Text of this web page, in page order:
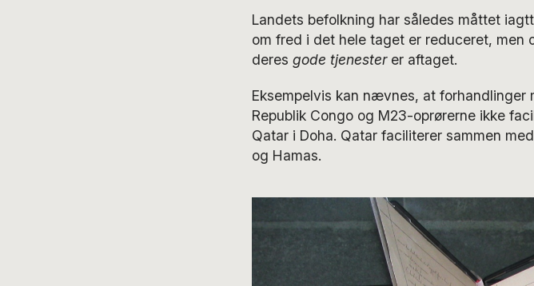
Landets befolkning har således måttet
om fred i det hele taget er reduceret, men
deres gode tjenesterer aftaget.
Eksempelvis kan nævnes, at forhandlinger
Republik Congo og M23-oprørerne ikke
Qatar i Doha. Qatar faciliterer sammen
og Hamas.